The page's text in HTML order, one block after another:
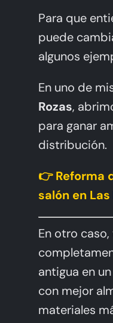
Para que
puede
algunos
En uno de
Rozas,
para ganar
distribución.
👉Reforma
salón en Las
En otro
antigua en
con mejor
materiales